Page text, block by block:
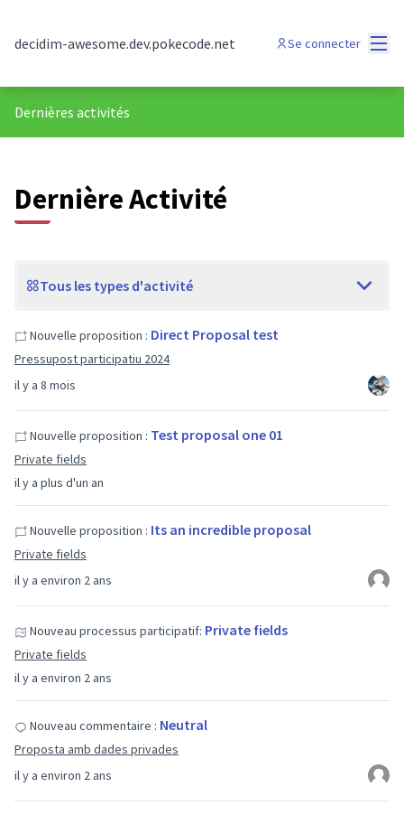
decidim-awesome.dev.pokecode.net Se connecter
Dernières activités
Dernière Activité
Tous les types d'activité
il y a 8 mois
Nouvelle proposition : Direct Proposal test
Pressupost participatiu 2024
il y a plus d'un an
Nouvelle proposition : Test proposal one 01
Private fields
il y a environ 2 ans
Nouvelle proposition : Its an incredible proposal
Private fields
il y a environ 2 ans
Nouveau processus participatif: Private fields
Private fields
il y a environ 2 ans
Nouveau commentaire : Neutral
Proposta amb dades privades